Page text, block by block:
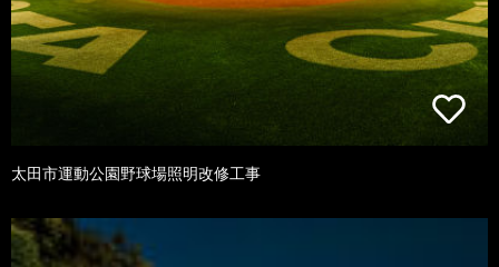
太田市運動公園野球場照明改修工事